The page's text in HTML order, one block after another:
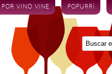
POR VINO VINE POPURRÍ